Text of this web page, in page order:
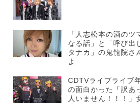
「人志松本の酒のツ
なる話」と「呼び出
タナカ」の鬼龍院さ
よ
CDTVライブライブ
の面白かった「訳あ
人いません！！！」